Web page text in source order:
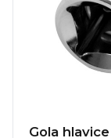
Gola